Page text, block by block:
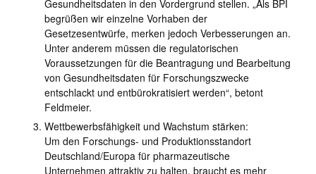
Gesundheitsdaten in den Vordergrund stellen. „Als BPI
begrüßen wir einzelne Vorhaben der
Gesetzesentwürfe, merken jedoch Verbesserungen an.
Unter anderem müssen die regulatorischen
Voraussetzungen für die Beantragung und Bearbeitung
von Gesundheitsdaten für Forschungszwecke
entschlackt und entbürokratisiert werden“, betont
Feldmeier.
Wettbewerbsfähigkeit und Wachstum stärken:
Um den Forschungs- und Produktionsstandort
Deutschland/Europa für pharmazeutische
Unternehmen attraktiv zu halten, braucht es mehr